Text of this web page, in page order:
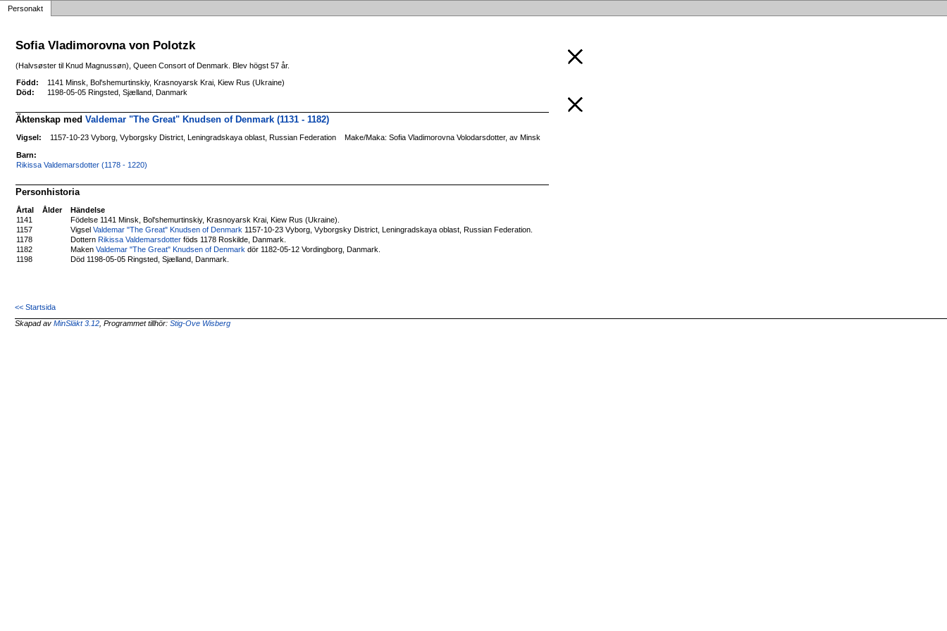
Personakt
Sofia Vladimorovna von Polotzk
(Halvsøster til Knud Magnussøn), Queen Consort of Denmark. Blev högst 57 år.
Född:
1141 Minsk, Bol'shemurtinskiy, Krasnoyarsk Krai, Kiew Rus (Ukraine)
Död:
1198-05-05 Ringsted, Sjælland, Danmark
Äktenskap medValdemar "The Great" Knudsen of Denmark (1131 - 1182)
Vigsel: 1157-10-23 Vyborg, Vyborgsky District, Leningradskaya oblast, Russian Federation Make/Maka: Sofia Vladimorovna Volodarsdotter, av Minsk
Barn:
Rikissa Valdemarsdotter (1178 - 1220)
Personhistoria
Årtal Ålder
Händelse
1141
Födelse 1141 Minsk, Bol'shemurtinskiy, Krasnoyarsk Krai, Kiew Rus (Ukraine).
1157
VigselValdemar "The Great" Knudsen of Denmark 1157-10-23 Vyborg, Vyborgsky District, Leningradskaya oblast, Russian Federation.
1178
Dottern Rikissa Valdemarsdotter föds 1178 Roskilde, Danmark.
1182
MakenValdemar "The Great" Knudsen of Denmark dör 1182-05-12 Vordingborg, Danmark.
1198
Död 1198-05-05 Ringsted, Sjælland, Danmark.
<< Startsida
Skapad avMinSläkt 3.12 , Programmet tillhör:Stig-Ove Wisberg